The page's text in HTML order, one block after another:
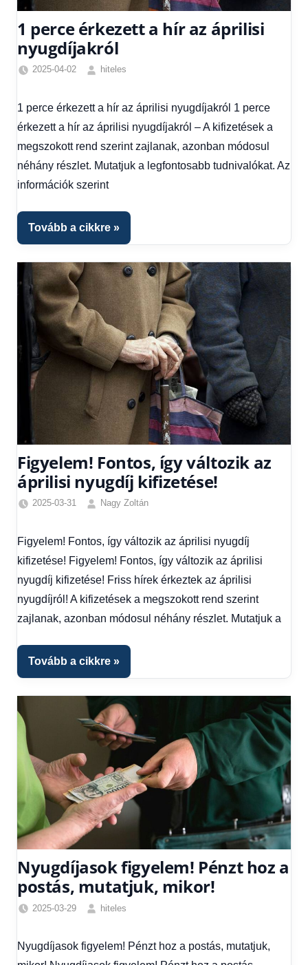
1 perce érkezett a hír az áprilisi
nyugdíjakról
2025-04-02
hiteles
Hírek,
Hírek
1
kézből
1 perce érkezett a hír az áprilisi nyugdíjakról 1 perce
érkezett a hír az áprilisi nyugdíjakról – A kifizetések a
megszokott rend szerint zajlanak, azonban módosul
néhány részlet. Mutatjuk a legfontosabb tudnivalókat. Az
információk szerint
Tovább a cikkre
Figyelem! Fontos, így változik az
áprilisi nyugdíj kifizetése!
2025-03-31
Nagy Zoltán
hírek ,
Gazdaság,
Hírek,
kézből,
Figyelem! Fontos, így változik az áprilisi nyugdíj
kifizetése! Figyelem! Fontos, így változik az áprilisi
nyugdíj kifizetése! Friss hírek érkeztek az áprilisi
nyugdíjról! A kifizetések a megszokott rend szerint
zajlanak, azonban módosul néhány részlet. Mutatjuk a
Tovább a cikkre
Nyugdíjasok figyelem! Pénzt hoz a
postás, mutatjuk, mikor!
2025-03-29
hiteles
Hírek,
Nyugdíjasok figyelem! Pénzt hoz a postás, mutatjuk,